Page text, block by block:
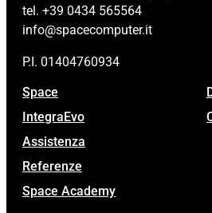
tel. +39 0434 565564
info@spacecomputer.it
P.I. 01404760934
Space
IntegraEvo
Assistenza
Referenze
Space Academy